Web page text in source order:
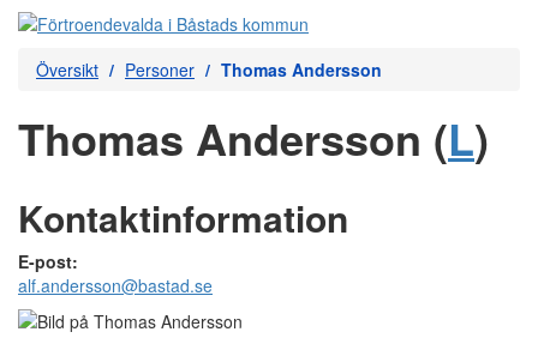
Översikt Personer Thomas Andersson
Thomas Andersson (L)
Kontaktinformation
E-post:
alf.andersson@bastad.se